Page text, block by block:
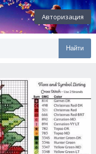
Авторизация
Найти